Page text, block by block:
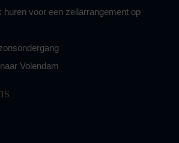
huren voor een zeilarrangement op
Volendam